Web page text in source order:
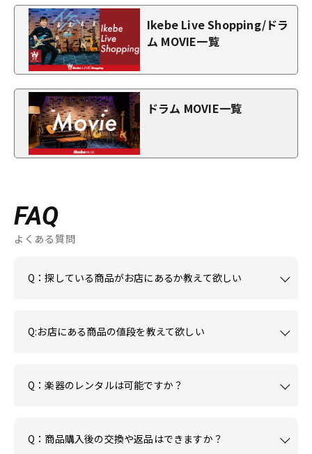
Ikebe Live Shopping/ドラ
ム MOVIE一覧
ドラム MOVIE一覧
FAQ
よくある質問
Q：探している商品がお店にあるか教えて欲しい
Q:お店にある商品の値段を教えて欲しい
Q：楽器のレンタルは可能ですか？
Q：商品購入後の交換や返品はできますか？